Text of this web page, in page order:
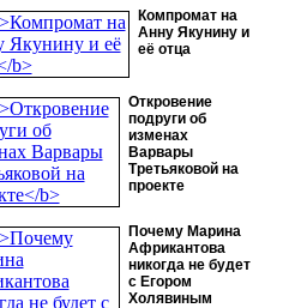
Компромат на
Анну Якунину и
её отца
Откровение
подруги об
изменах
Варвары
Третьяковой на
проекте
Почему Марина
Африкантова
никогда не будет
с Егором
Холявиным